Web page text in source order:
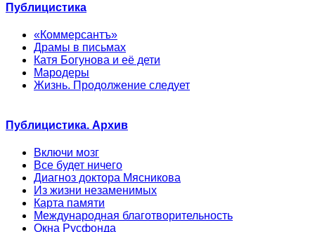
Публицистика
«Коммерсантъ»
Драмы в письмах
Катя Богунова и её дети
Мародеры
Жизнь. Продолжение следует
Публицистика. Архив
Включи мозг
Все будет ничего
Диагноз доктора Мясникова
Из жизни незаменимых
Карта памяти
Международная благотворительность
Окна Русфонда